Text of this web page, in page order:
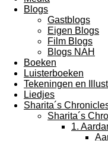
Blogs
Gastblogs
Eigen Blogs
Film Blogs
Blogs NAH
Boeken
Luisterboeken
Tekeningen en
Liedjes
Sharita´s
Sharita´s
1.